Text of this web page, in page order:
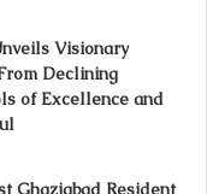
Visionary
Declining
of Excellence and
Ghaziabad Resident